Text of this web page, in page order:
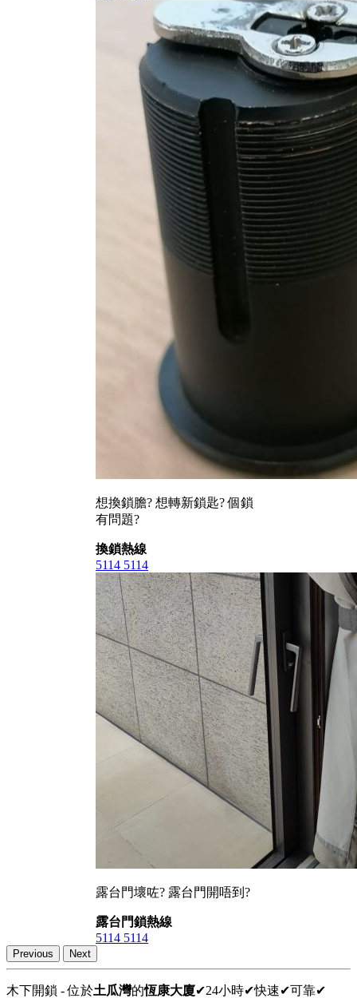
想換鎖膽? 想轉新鎖匙? 個鎖
有問題?
換鎖熱線
5114 5114
露台門壞咗? 露台門開唔到?
露台門鎖熱線
5114 5114
Previous Next
木下開鎖 - 位於土瓜灣的恆康大廈✔24小時✔快速✔可靠✔